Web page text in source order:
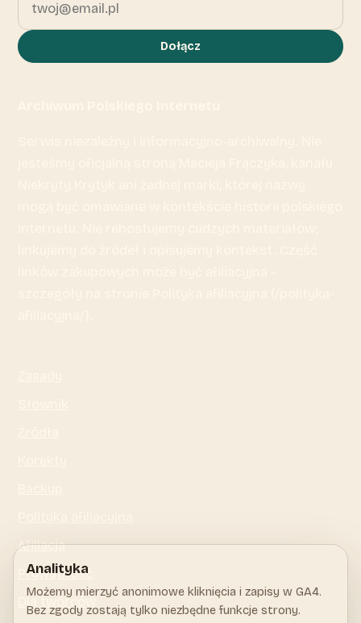
Dołącz
Afiliacja
Prywatność
Dla twórców
Analityka
Możemy mierzyć anonimowe kliknięcia i zapisy w GA4.
Bez zgody zostają tylko niezbędne funkcje strony.